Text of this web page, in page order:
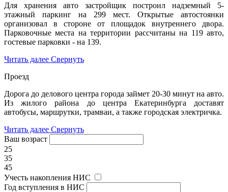
Для хранения авто застройщик построил надземный 5-
этажный паркинг на 299 мест. Открытые автостоянки
организовал в стороне от площадок внутреннего двора.
Парковочные места на территории рассчитаны на 119 авто,
гостевые парковки - на 139.
Читать далее Свернуть
Проезд
Дорога до делового центра города займет 20-30 минут на авто.
Из жилого района до центра Екатеринбурга доставят
автобусы, маршрутки, трамваи, а также городская электричка.
Читать далее Свернуть
Ваш возраст
25
35
45
Учесть накопления НИС
Год вступления в НИС